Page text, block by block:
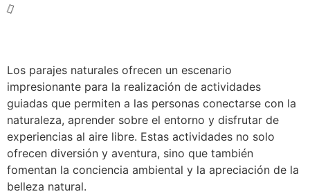
Los parajes naturales ofrecen un escenario
impresionante para la realización de actividades
guiadas que permiten a las personas conectarse con la
naturaleza, aprender sobre el entorno y disfrutar de
experiencias al aire libre. Estas actividades no solo
ofrecen diversión y aventura, sino que también
fomentan la conciencia ambiental y la apreciación de la
belleza natural.